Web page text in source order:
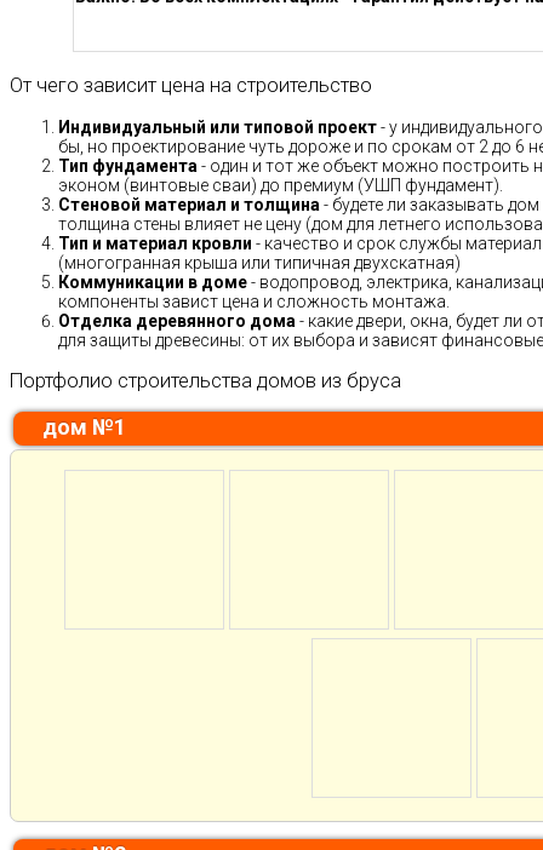
От чего зависит цена на строительство
Индивидуальный или типовой проект- у
бы, но проектирование чуть дороже и по срокам от 2 до 6
Тип фундамента - один и тот же объект можно построить
эконом (винтовые сваи) до премиум (УШП фундамент).
Стеновой материал и толщина - будете ли заказывать
толщина стены влияет не цену (дом для летнего
Тип и материал кровли - качество и срок службы
(многогранная крыша или типичная двухскатная)
Коммуникации в доме- водопровод, электрика,
компоненты завист цена и сложность монтажа.
Отделка деревянного дома - какие двери, окна, будет
для защиты древесины: от их выбора и зависят
Портфолио строительства домов из бруса
дом №1